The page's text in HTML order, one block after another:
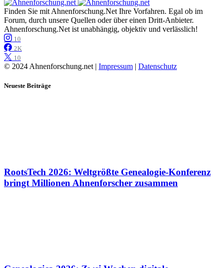
Finden Sie mit Ahnenforschung.Net Ihre Vorfahren. Egal ob im
Forum, durch unsere Quellen oder über einen Dritt-Anbieter.
Ahnenforschung.Net ist unabhängig, objektiv und verlässlich!
10
2K
10
© 2024 Ahnenforschung.net | Impressum | Datenschutz
Neueste Beiträge
RootsTech 2026: Weltgrößte Genealogie-Konferenz
bringt Millionen Ahnenforscher zusammen